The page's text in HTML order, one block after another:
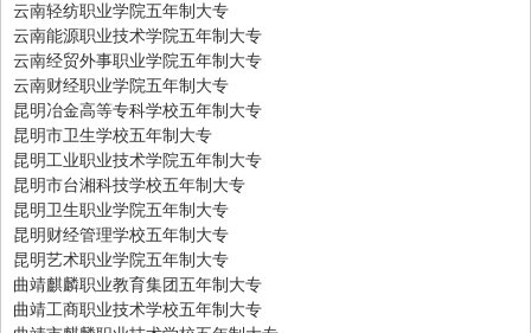
云南轻纺职业学院五年制大专
云南能源职业技术学院五年制大专
云南经贸外事职业学院五年制大专
云南财经职业学院五年制大专
昆明冶金高等专科学校五年制大专
昆明市卫生学校五年制大专
昆明工业职业技术学院五年制大专
昆明市台湘科技学校五年制大专
昆明卫生职业学院五年制大专
昆明财经管理学校五年制大专
昆明艺术职业学院五年制大专
曲靖麒麟职业教育集团五年制大专
曲靖工商职业技术学校五年制大专